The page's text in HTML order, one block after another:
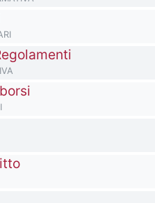
corso
corso
corso
corso
corso